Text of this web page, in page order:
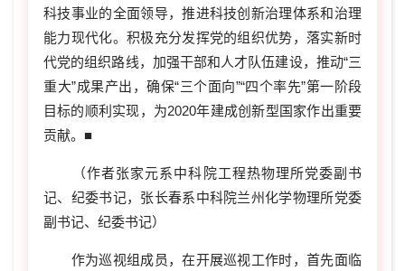
科技事业的全面领导，推进科技创新治理体系和治理
能力现代化。积极充分发挥党的组织优势，落实新时
代党的组织路线，加强干部和人才队伍建设，推动“三
重大”成果产出，确保“三个面向”“四个率先”第一阶段
目标的顺利实现，为2020年建成创新型国家作出重要
贡献。■
（作者张家元系中科院工程热物理所党委副书
记、纪委书记，张长春系中科院兰州化学物理所党委
副书记、纪委书记）
作为巡视组成员，在开展巡视工作时，首先面临